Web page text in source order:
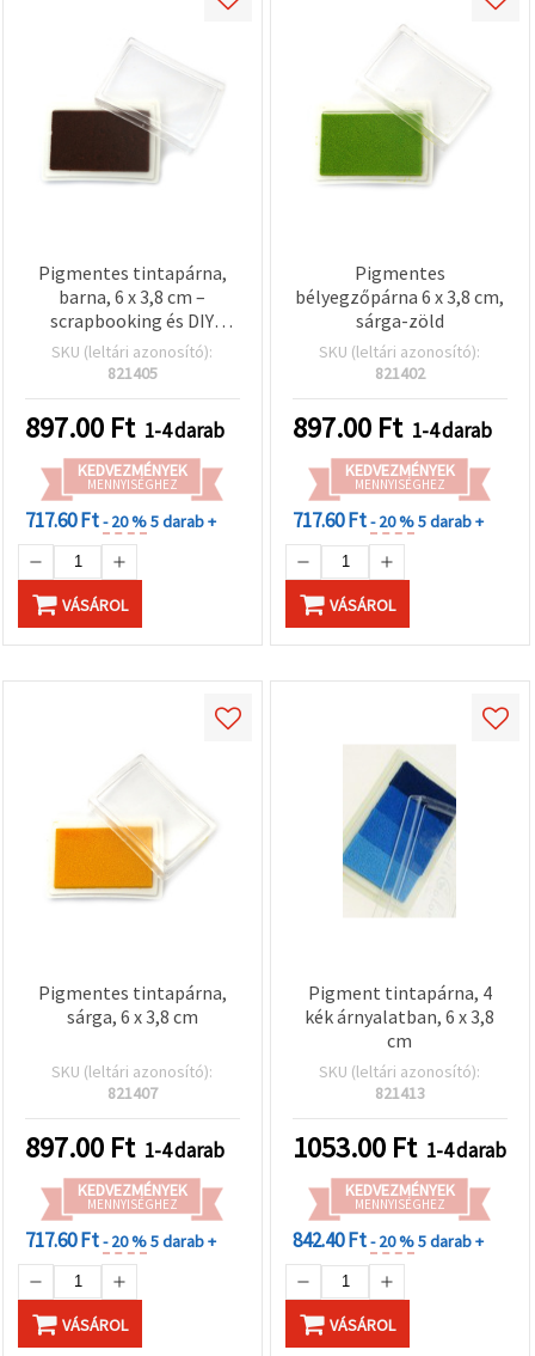
Pigmentes tintapárna,
barna, 6 x 3,8 cm –
scrapbooking és DIY
projektekhez
SKU (leltári azonosító):
821405
897.00 Ft 1-4 darab
KEDVEZMÉNYEK
MENNYISÉGHEZ
717.60 Ft- 20 %5 darab +
VÁSÁROL
Pigmentes
bélyegzőpárna 6 x 3,8 cm,
sárga-zöld
SKU (leltári azonosító):
821402
897.00 Ft 1-4 darab
KEDVEZMÉNYEK
MENNYISÉGHEZ
717.60 Ft- 20 %5 darab +
VÁSÁROL
Pigmentes tintapárna,
sárga, 6 x 3,8 cm
SKU (leltári azonosító):
821407
897.00 Ft 1-4 darab
KEDVEZMÉNYEK
MENNYISÉGHEZ
717.60 Ft- 20 %5 darab +
VÁSÁROL
Pigment tintapárna, 4
kék árnyalatban, 6 x 3,8
cm
SKU (leltári azonosító):
821413
1053.00 Ft 1-4 darab
KEDVEZMÉNYEK
MENNYISÉGHEZ
842.40 Ft- 20 %5 darab +
VÁSÁROL